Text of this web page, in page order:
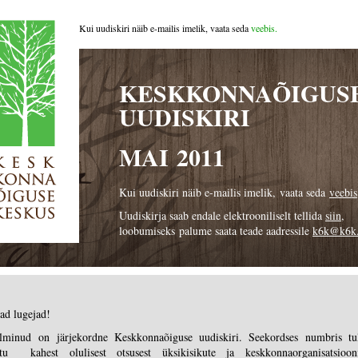
Kui uudiskiri näib e-mailis imelik, vaata sedaveebis.
UUDISKIRI
MAI 2011
Kui uudiskiri näib e-mailis imelik, vaata seda veebis
Uudiskirja saab endale elektrooniliselt tellida siin,
loobumiseks palume saata teade aadressile
lugejad!
on järjekordne Keskkonnaõiguse uudiskiri. Seekordses numbris
kahest olulisest otsusest üksikisikute ja